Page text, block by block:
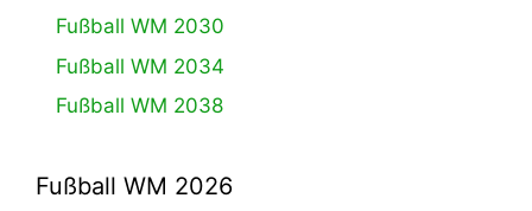
Fußball WM 2030
Fußball WM 2034
Fußball WM 2038
Fußball WM 2026